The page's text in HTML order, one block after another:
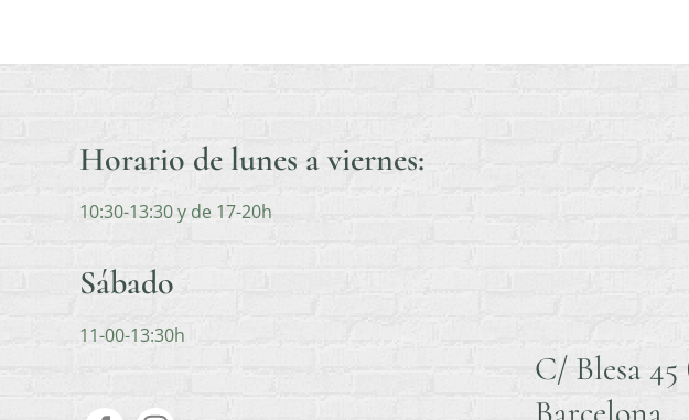
Horario de lunes a viernes:
10:30-13:30 y de 17-20h
Sábado
11-00-13:30h
C/ Blesa 45